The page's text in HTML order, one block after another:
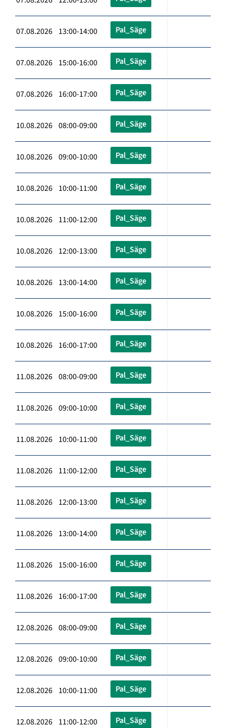
07.08.2026 13:00-14:00 Pal_Säge
07.08.2026 15:00-16:00 Pal_Säge
07.08.2026 16:00-17:00 Pal_Säge
10.08.2026 08:00-09:00 Pal_Säge
10.08.2026 09:00-10:00 Pal_Säge
10.08.2026 10:00-11:00 Pal_Säge
10.08.2026 11:00-12:00 Pal_Säge
10.08.2026 12:00-13:00 Pal_Säge
10.08.2026 13:00-14:00 Pal_Säge
10.08.2026 15:00-16:00 Pal_Säge
10.08.2026 16:00-17:00 Pal_Säge
11.08.2026 08:00-09:00 Pal_Säge
11.08.2026 09:00-10:00 Pal_Säge
11.08.2026 10:00-11:00 Pal_Säge
11.08.2026 11:00-12:00 Pal_Säge
11.08.2026 12:00-13:00 Pal_Säge
11.08.2026 13:00-14:00 Pal_Säge
11.08.2026 15:00-16:00 Pal_Säge
11.08.2026 16:00-17:00 Pal_Säge
12.08.2026 08:00-09:00 Pal_Säge
12.08.2026 09:00-10:00 Pal_Säge
12.08.2026 10:00-11:00 Pal_Säge
12.08.2026 11:00-12:00 Pal_Säge